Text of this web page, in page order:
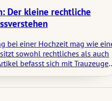
Der kleine rechtliche
bei einer Hochzeit mag wie
sowohl rechtliches als auch
befasst sich mit
Sichtbarkeit,
ein kleiner offizieller Akt im